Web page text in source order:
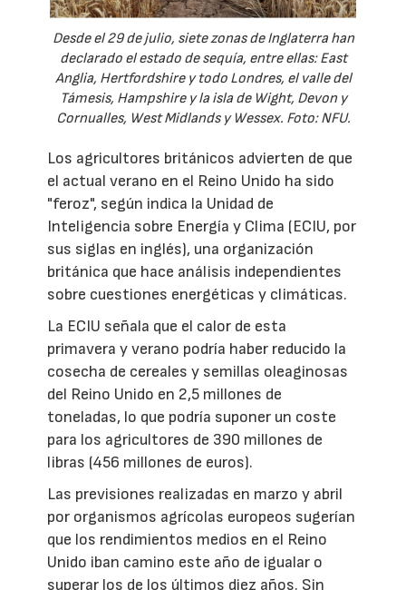
Desde el 29 de julio, siete zonas de Inglaterra han
declarado el estado de sequía, entre ellas: East
Anglia, Hertfordshire y todo Londres, el valle del
Támesis, Hampshire y la isla de Wight, Devon y
Cornualles, West Midlands y Wessex. Foto: NFU.
Los agricultores británicos advierten de que
el actual verano en el Reino Unido ha sido
"feroz", según indica la Unidad de
Inteligencia sobre Energía y Clima (ECIU, por
sus siglas en inglés), una organización
británica que hace análisis independientes
sobre cuestiones energéticas y climáticas.
La ECIU señala que el calor de esta
primavera y verano podría haber reducido la
cosecha de cereales y semillas oleaginosas
del Reino Unido en 2,5 millones de
toneladas, lo que podría suponer un coste
para los agricultores de 390 millones de
libras (456 millones de euros).
Las previsiones realizadas en marzo y abril
por organismos agrícolas europeos sugerían
que los rendimientos medios en el Reino
Unido iban camino este año de igualar o
superar los de los últimos diez años. Sin